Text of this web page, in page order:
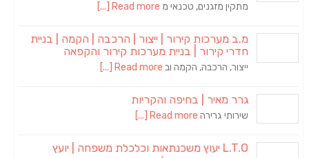
מתקין מזגנים, טכנאי מ Read more [...]
מ.ב מערכות קירור | ייצור | הרכבה | הקמה | בניית
חדרי קירור | בניית מערכות קירור והקפאה
ייצור, הרכבה, הקמה וב Read more [...]
גרר מאיר | בחיפה והקריות
שירותי גרירה Read more [...]
L.T.O יעוץ משכנתאות וכלכלת משפחה | יועץ